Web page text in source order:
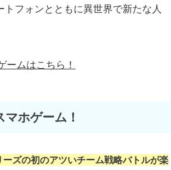
トフォンとともに異世界で新たな人
ームはこちら！
ホゲーム！
ーズの初のアツいチーム戦略バトルが楽